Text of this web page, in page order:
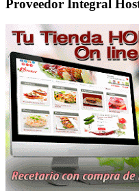
Proveedor Integral